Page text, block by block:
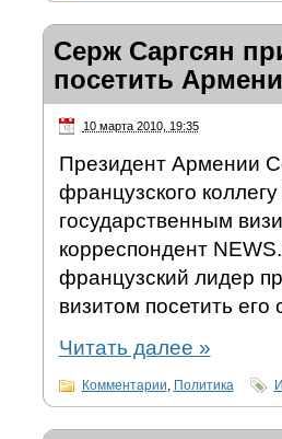
Серж Саргсян
посетить
10 марта 2010, 19:35
Президент Армении
французского
государственным
корреспондент
французский лидер
визитом посетить его
Читать далее »
Комментарии Политика